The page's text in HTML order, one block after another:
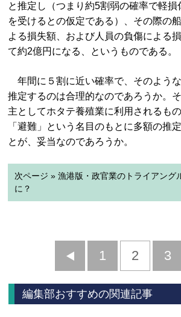
と推定し（つまり約5割弱の確率で軽損
を受けるとの仮定である）、その際の
よる損失額、および人員の負傷による
て約2億円になる、というものである。
年間に５割に近い確率で、そのよう
推定するのは合理的なのであろうか。
主としてホタテ養殖業に利用されるも
「避難」という名目のもとに多額の推
とが、妥当なのであろうか。
次ページ » 漁港版・政官業のトライアング
に？
前
へ
1 2 3
編集部おすすめの関連記事